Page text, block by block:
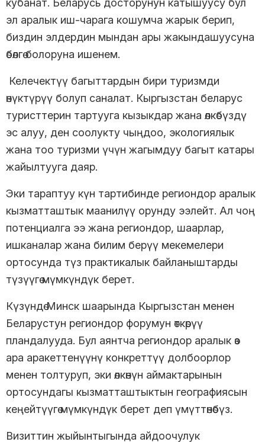
кубанат. Беларусь досторунун катышуусу бул
эл аралык иш-чарага кошумча жарык берип,
биздин элдердин мындан ары жакындашуусуна
өбөлгө болоруна ишенем.
Келечектүү багыттардын бири туризмди
өнүктүрүү болуп саналат. Кыргызстан беларус
туристтерин тартууга кызыкдар жана өлкөбүздү
эс алуу, ден соолукту чыңдоо, экологиялык
жана тоо туризми үчүн жагымдуу багыт катары
жайылтууга даяр.
Эки тараптуу күн тартибинде региондор аралык
кызматташтык маанилүү орунду ээлейт. Ал чоң
потенциалга ээ жана региондор, шаарлар,
ишканалар жана билим берүү мекемелери
ортосунда түз практикалык байланыштарды
түзүүгө мүмкүндүк берет.
Күзүндө Минск шаарында Кыргызстан менен
Беларустун региондор форумун өткөрүү
пландалууда. Бул аянтча региондор аралык өз
ара аракеттенүүнү конкреттүү долбоорлор
менен толтуруп, эки өлкөнүн аймактарынын
ортосундагы кызматташтыктын географиясын
кеңейтүүгө мүмкүндүк берет деп үмүттөнөбүз.
Визиттин жыйынтыгында айдоочулук